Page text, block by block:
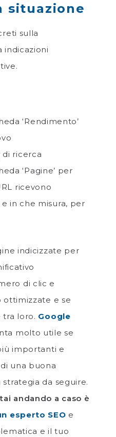
situazione
sulla
indicazioni
‘Rendimento’
di ricerca
‘Pagine’ per
ricevono
in che misura, per
indicizzate per
di clic e
ottimizzate e se
tra loro. Google
molto utile se
importanti e
una buona
da seguire.
andando a caso è
esperto SEO e
e il tuo